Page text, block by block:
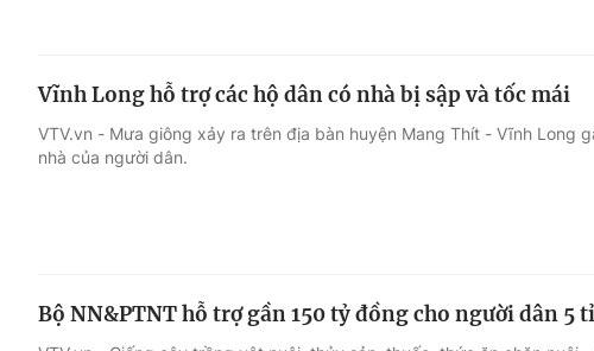
Vĩnh Long hỗ trợ các hộ dân có nhà bị sập và tốc mái
VTV.vn - Mưa giông xảy ra trên địa bàn huyện Mang Thít - Vĩnh Long
nhà của người dân.
Bộ NN&PTNT hỗ trợ gần 150 tỷ đồng cho người dân 5